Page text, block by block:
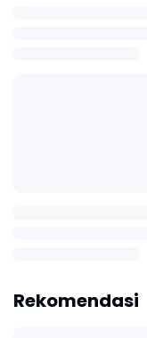
Rekomendasi